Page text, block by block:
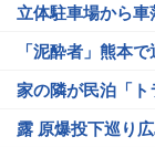
立体駐車場から
「泥酔者」熊本
家の隣が民泊「ト
露 原爆投下巡り